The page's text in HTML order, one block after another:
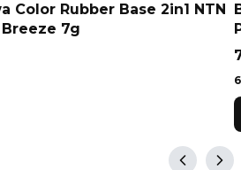
Color Rubber Base 2in1 NTN
7g